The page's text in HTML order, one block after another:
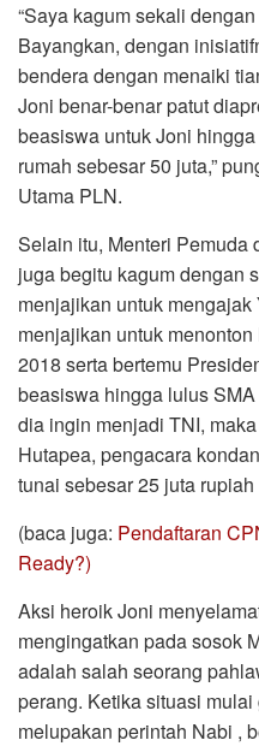
“Saya kagum sekali
Bayangkan, dengan
bendera dengan menaiki
Joni benar-benar patut
beasiswa untuk Joni
rumah sebesar 50 juta,”
Utama PLN.
Selain itu, Menteri Pemuda
juga begitu kagum dengan
menjajikan untuk
menjajikan untuk
2018 serta bertemu
beasiswa hingga lulus
dia ingin menjadi TNI,
Hutapea, pengacara
tunai sebesar 25 juta
(baca juga: Pendaftaran
Ready?)
Aksi heroik Joni
mengingatkan pada sosok
adalah salah seorang
perang. Ketika situasi
melupakan perintah Nabi ,